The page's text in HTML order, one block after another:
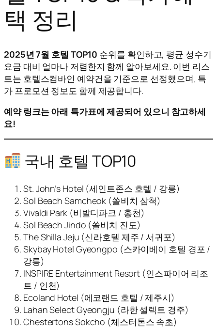
택 정리
2025년 7월 호텔 TOP10 순위를 확인하고, 평균 성수기
요금 대비 얼마나 저렴한지 함께 알아보세요. 이번 리스
트는 호텔스컴바인 예약건을 기준으로 선정했으며, 특
가 프로모션 정보도 함께 제공합니다.
예약 링크는 아래 특가표에 제공되어 있으니 참고하세
요!
국내 호텔 TOP10
St. John’s Hotel (세인트존스 호텔 / 강릉)
Sol Beach Samcheok (쏠비치 삼척)
Vivaldi Park (비발디파크 / 홍천)
Sol Beach Jindo (쏠비치 진도)
The Shilla Jeju (신라호텔 제주 / 서귀포)
Skybay Hotel Gyeongpo (스카이베이 호텔 경포 /
강릉)
INSPIRE Entertainment Resort (인스파이어 리조
트 / 인천)
Ecoland Hotel (에코랜드 호텔 / 제주시)
Lahan Select Gyeongju (라한 셀렉트 경주)
Chestertons Sokcho (체스터톤스 속초)